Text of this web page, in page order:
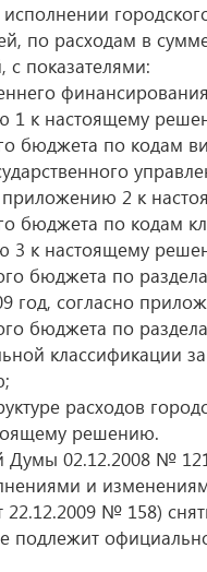
исполнении
по расходам в
с показателями:
1 к настоящему
бюджета по кодам
приложению 2 к
бюджета по кодам
3 к настоящему
бюджета по
год, согласно
бюджета по
классификации
расходов
решению.
Думы 02.12.2008 №
и
№ 158)
подлежит